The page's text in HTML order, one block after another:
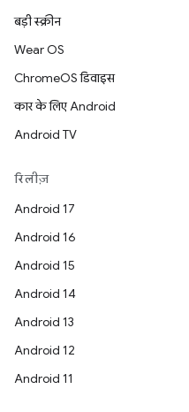
बड़ी स्क्रीन
Wear OS
ChromeOS डिवाइस
कार के लिए Android
Android TV
रिलीज़
Android 17
Android 16
Android 15
Android 14
Android 13
Android 12
Android 11